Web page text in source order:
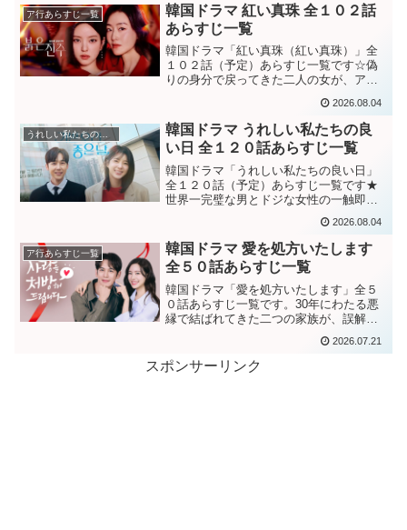
ア行あらすじ一覧
韓国ドラマ 紅い真珠 全１０２話
あらすじ一覧
韓国ドラマ「紅い真珠（紅い真珠）」全
１０２話（予定）あらすじ一覧です☆偽
りの身分で戻ってきた二人の女が、アデ
密で強烈な復讐の物語。韓国ドラマ「紅
い真珠（赤い真珠）」登場人物・キャス
ト紹介はこちら。第１話、...
2026.08.04
うれしい私たちの良い日
韓国ドラマ うれしい私たちの良
い日 全１２０話あらすじ一覧
韓国ドラマ「うれしい私たちの良い日」
全１２０話（予定）あらすじ一覧です★
世界一完璧な男とドジな女性の一触即発
主人公」になりたい、さまざまな世代が
織りなすメロ家族ドラマ韓国ドラマ「う
れしい私たちの良い日」登...
2026.08.04
ア行あらすじ一覧
韓国ドラマ 愛を処方いたします
全５０話あらすじ一覧
韓国ドラマ「愛を処方いたします」全５
０話あらすじ一覧です。30年にわたる悪
縁で結ばれてきた二つの家族が、誤解を
がて一つの家族として生まれ変わってい
く――そんな“家族の再生”を描いたファミ
リー・メイクアップ...
2026.07.21
スポンサーリンク